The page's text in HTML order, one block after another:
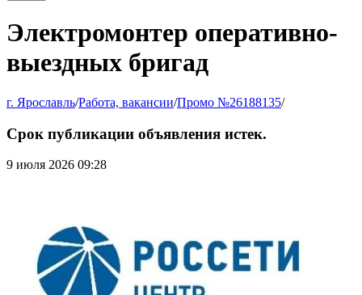
Электромонтер оперативно-
выездных бригад
г. Ярославль/Работа, вакансии/Промо №26188135/
Срок публикации объявления истек.
9 июля 2026 09:28